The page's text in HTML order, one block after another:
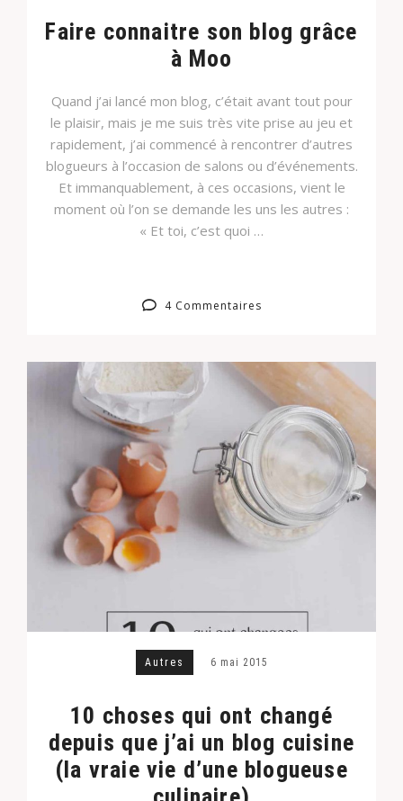
Faire connaitre son blog grâce
à Moo
Quand j’ai lancé mon blog, c’était avant tout pour
le plaisir, mais je me suis très vite prise au jeu et
rapidement, j’ai commencé à rencontrer d’autres
blogueurs à l’occasion de salons ou d’événements.
Et immanquablement, à ces occasions, vient le
moment où l’on se demande les uns les autres :
« Et toi, c’est quoi …
4 Commentaires
Autres 6 mai 2015
10 choses qui ont changé
depuis que j’ai un blog cuisine
(la vraie vie d’une blogueuse